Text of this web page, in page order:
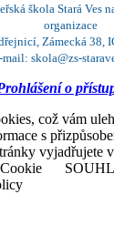
škola Stará Ves
organizace
Zámecká 38,
mail: skola@zs-
o
což vám
s
vyjadřujete